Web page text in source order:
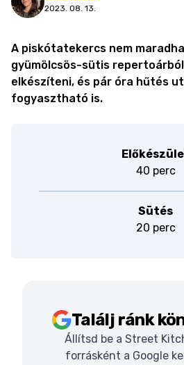
2023. 08. 13.
A piskótatekercs nem
gyümölcsös-sütis
elkészíteni, és pár óra hűtés
fogyasztható is.
40 perc
Sütés
20 perc
Találj ránk
Állítsd be a Street
forrásként a Google